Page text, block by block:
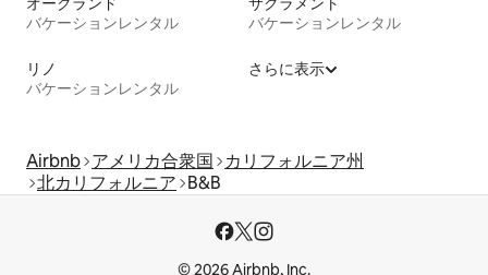
バケーションレンタル
バケーションレンタル
リノ
バケーションレンタル
さらに表示
Airbnb アメリカ合衆国
カリフォルニア州
北カリフォルニア B&B
© 2026 Airbnb, Inc.